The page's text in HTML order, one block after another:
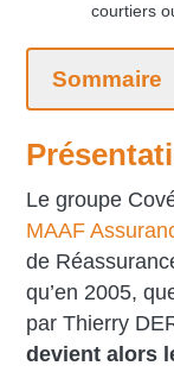
courtiers
Sommaire
Le groupe
MAAF
de
qu’en 2005,
par Thierry
devient alors